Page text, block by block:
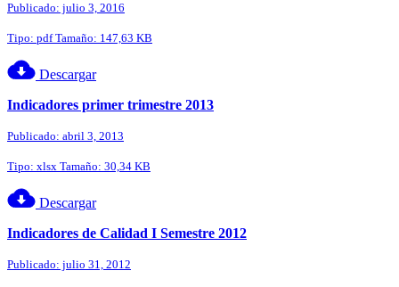
Publicado: julio 3, 2016
Tipo: pdf Tamaño: 147,63 KB
Descargar
Indicadores primer trimestre 2013
Publicado: abril 3, 2013
Tipo: xlsx Tamaño: 30,34 KB
Descargar
Indicadores de Calidad I Semestre 2012
Publicado: julio 31, 2012